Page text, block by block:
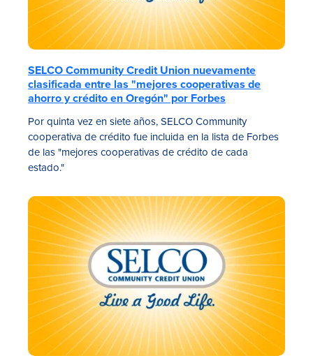
SELCO Community Credit Union nuevamente
clasificada entre las "mejores cooperativas de
ahorro y crédito en Oregón" por Forbes
Por quinta vez en siete años, SELCO Community
cooperativa de crédito fue incluida en la lista de Forbes
de las "mejores cooperativas de crédito de cada
estado."